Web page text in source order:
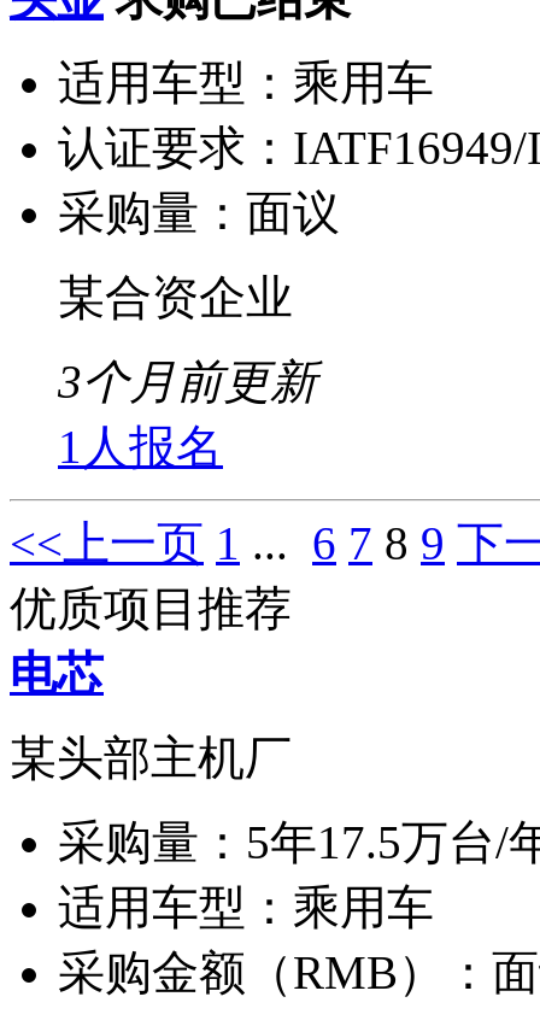
适用车型： 乘用车
认证要求： IATF16949/
采购量： 面议
某合资企业
3个月前更新
1人报名
<<上一页 1 ... 6 7 8 9 下
优质项目推荐
电芯
某头部主机厂
采购量： 5年17.5万台/
适用车型： 乘用车
采购金额（RMB）：